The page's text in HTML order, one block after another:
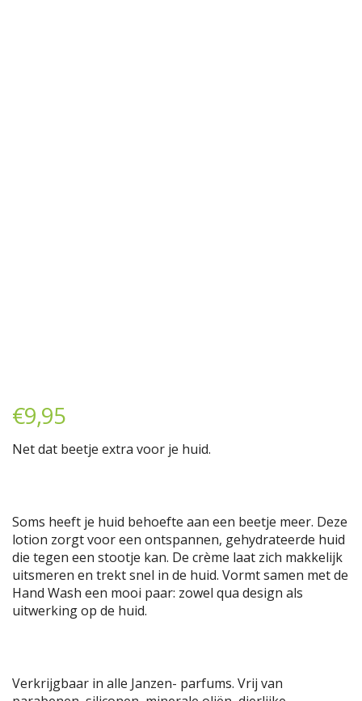
€9,95
Net dat beetje extra voor je huid.
Soms heeft je huid behoefte aan een beetje meer. Deze
lotion zorgt voor een ontspannen, gehydrateerde huid
die tegen een stootje kan. De crème laat zich makkelijk
uitsmeren en trekt snel in de huid. Vormt samen met de
Hand Wash een mooi paar: zowel qua design als
uitwerking op de huid.
Verkrijgbaar in alle Janzen- parfums. Vrij van